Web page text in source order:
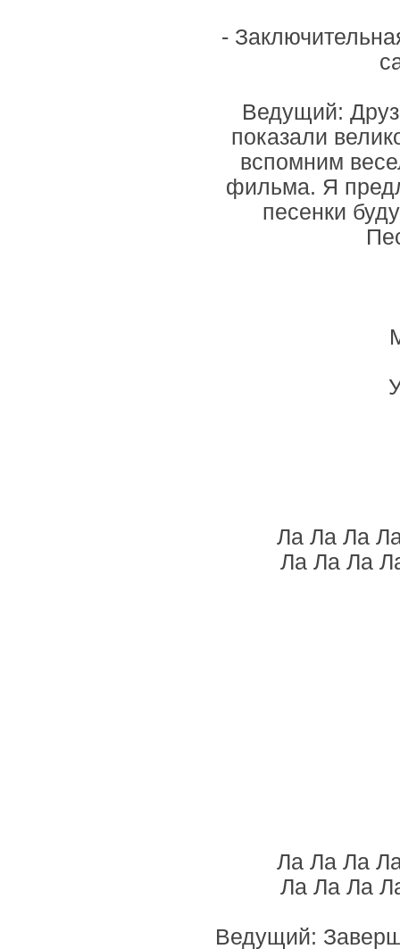
-
Ведущий:
показали
вспомним
фильма. Я
песенки
Лa Ла Ла
Ла Ла Ла
Ла Ла Ла
Ла Ла Ла
Ведущий: